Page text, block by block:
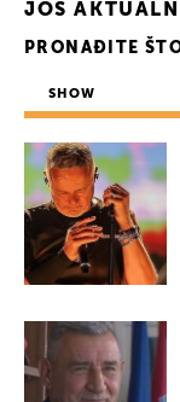
JOŠ
PRONAĐITE
SHOW